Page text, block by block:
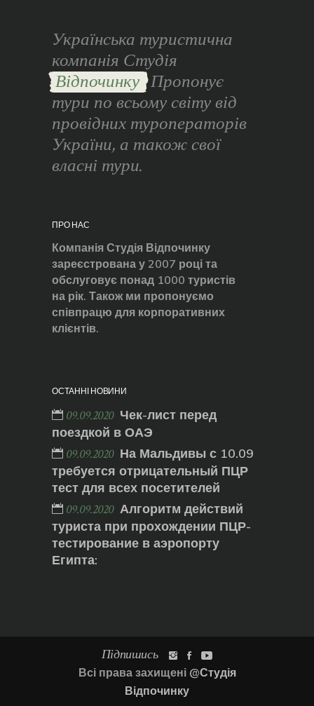
Українська туристична
компанія Студія
Відпочинку Пропонує
тури по всьому світу від
провідних туроператорів
України, а також свої
власні тури.
ПРО НАС
Компанія Студія Відпочинку
зареєстрована у 2007 році та
обслуговує понад 1000 туристів
на рік. Також ми пропонуємо
співпрацю для корпоративних
клієнтів.
ОСТАННІ НОВИНИ
09.09.2020 Чек-лист перед
поездкой в ОАЭ
09.09.2020 На Мальдивы с 10.09
требуется отрицательный ПЦР
тест для всех посетителей
09.09.2020 Алгоритм действий
туриста при прохождении ПЦР-
тестирование в аэропорту
Египта:
Підпишись
Всі права захищені @Студія
Відпочинку